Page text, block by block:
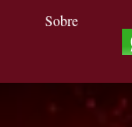
Sobre